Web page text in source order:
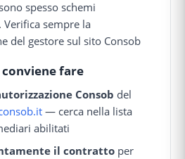
spesso schemi
sempre la
del gestore sul sito Consob
conviene fare
Consob del
— cerca nella lista
abilitati
il contratto per